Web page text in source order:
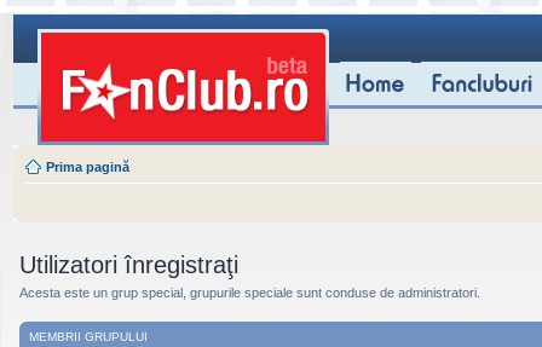
Prima pagină
Utilizatori înregistraţi
Acesta este un grup special, grupurile speciale sunt conduse de administratori.
MEMBRII GRUPULUI